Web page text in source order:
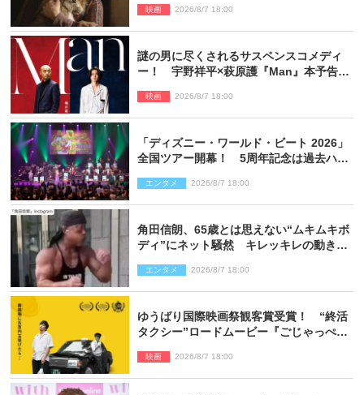
映画 2026/8/7 18:00
謎の男に尽くされるサスペンスコメディ
ー！ 宇野祥平×萩原護『Man』本予告＆
映画 2026/8/7 18:00
「ディズニー・ワールド・ビート 2026」
全国ツアー開幕！ 5周年記念は過去ハイ
ポート】
エンタメ 2026/8/7 18:00
角田信朗、65歳とは思えない“ムキムキボ
ディ”にネット騒然 キレッキレの動きを
エンタメ 2026/8/7 18:00
ゆうばり国際映画祭観客賞受賞！ “終活
タクシー”ロードムービー『ごじゃっぺタ
映画 2026/8/7 18:00